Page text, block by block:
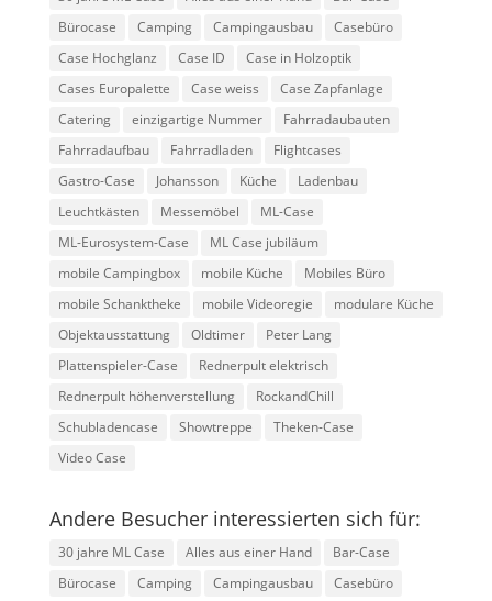
Bürocase
Camping Campingausbau
Casebüro
Case Hochglanz
Case ID
Case in Holzoptik
Cases Europalette
Case weiss
Case Zapfanlage
Catering
einzigartige Nummer
Fahrradaubauten
Fahrradaufbau
Fahrradladen
Flightcases
Gastro-Case
Johansson Küche
Ladenbau
Leuchtkästen
Messemöbel
ML-Case
ML-Eurosystem-Case
ML Case jubiläum
mobile Campingbox
mobile Küche
Mobiles Büro
mobile Schanktheke
mobile Videoregie
modulare Küche
Objektausstattung
Oldtimer
Peter Lang
Plattenspieler-Case
Rednerpult elektrisch
Rednerpult höhenverstellung
RockandChill
Schubladencase
Showtreppe
Theken-Case
Video Case
Andere Besucher interessierten sich für:
30 jahre ML Case Alles aus einer Hand
Bar-Case
Bürocase
Camping Campingausbau
Casebüro